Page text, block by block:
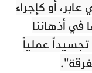
أو كإجراء
أذهاننا
تجسيداً عملياً